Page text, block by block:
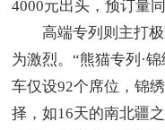
4000元出头，预订量
高端专列则主打极
为激烈。“熊猫专列·
车仅设92个席位，锦
择，如16天的南北疆